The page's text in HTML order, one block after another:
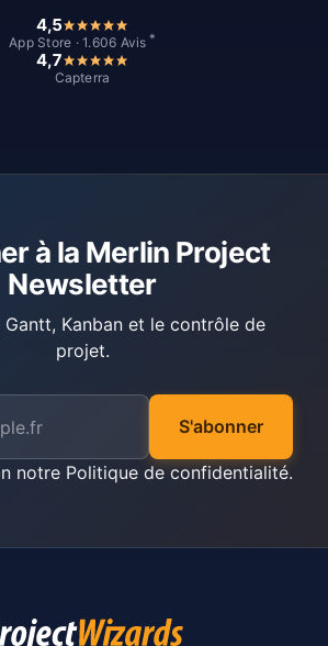
4,5
App Store · 1.606 Avis *
4,7
Capterra
à la Merlin Project
Newsletter
Gantt, Kanban et le contrôle de
projet.
S'abonner
notre Politique de confidentialité.